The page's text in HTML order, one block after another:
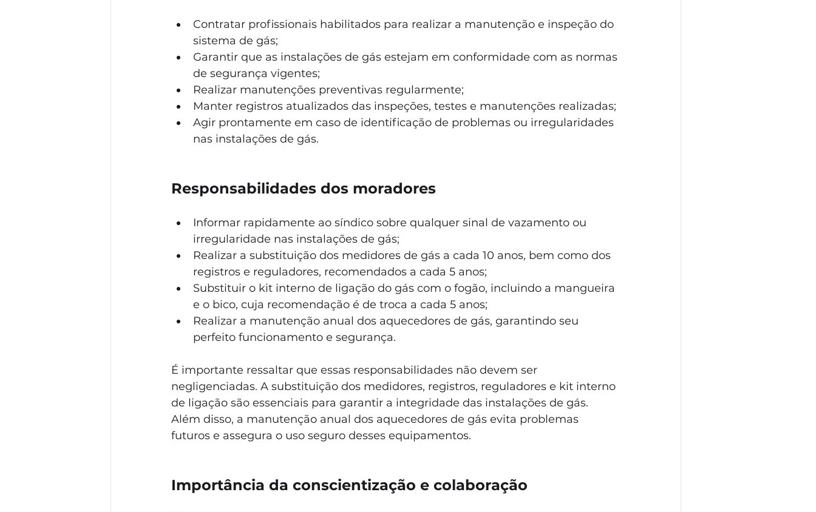
Contratar profissionais habilitados para realizar a manutenção e inspeção do
sistema de gás;
Garantir que as instalações de gás estejam em conformidade com as normas
de segurança vigentes;
Realizar manutenções preventivas regularmente;
Manter registros atualizados das inspeções, testes e manutenções realizadas;
Agir prontamente em caso de identificação de problemas ou irregularidades
nas instalações de gás.
Responsabilidades dos moradores
Informar rapidamente ao síndico sobre qualquer sinal de vazamento ou
irregularidade nas instalações de gás;
Realizar a substituição dos medidores de gás a cada 10 anos, bem como dos
registros e reguladores, recomendados a cada 5 anos;
Substituir o kit interno de ligação do gás com o fogão, incluindo a mangueira
e o bico, cuja recomendação é de troca a cada 5 anos;
Realizar a manutenção anual dos aquecedores de gás, garantindo seu
perfeito funcionamento e segurança.
É importante ressaltar que essas responsabilidades não devem ser
negligenciadas. A substituição dos medidores, registros, reguladores e kit interno
de ligação são essenciais para garantir a integridade das instalações de gás.
Além disso, a manutenção anual dos aquecedores de gás evita problemas
futuros e assegura o uso seguro desses equipamentos.
Importância da conscientização e colaboração